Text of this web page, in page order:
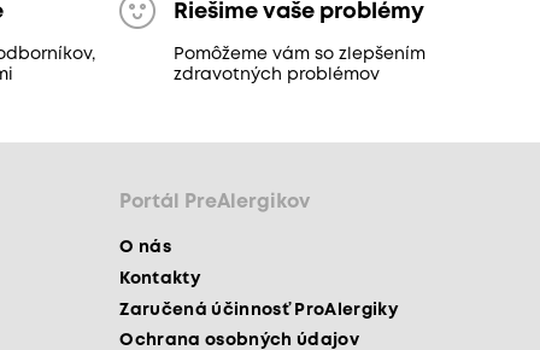
Riešime vaše problémy
Pomôžeme vám so zlepšením
zdravotných problémov
Portál PreAlergikov
O nás
Kontakty
Zaručená účinnosť ProAlergiky
Ochrana osobných údajov